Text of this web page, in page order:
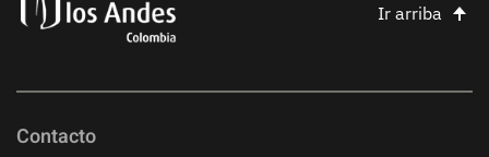
Ir arriba
Contacto